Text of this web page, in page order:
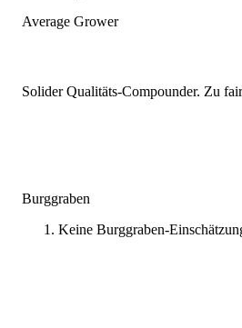
Average Grower
Solider Qualitäts-Compounder. Zu
Burggraben
Keine Burggraben-